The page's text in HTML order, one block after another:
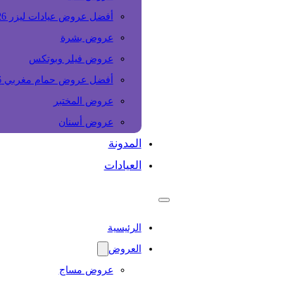
أفضل عروض عيادات ليزر 2026
عروض بشرة
عروض فيلر وبوتكس
أفضل عروض حمام مغربي 2026
عروض المختبر
عروض أسنان
المدونة
العيادات
الرئيسية
العروض
عروض مساج